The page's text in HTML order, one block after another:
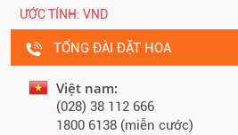
ƯỚC TÍNH: VND
TỔNG ĐÀI ĐẶT HOA
Việt nam:
(028) 38 112 666
1800 6138 (miễn cước)